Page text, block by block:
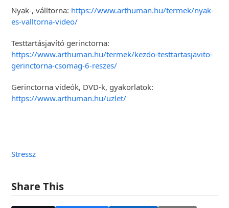
Nyak-, válltorna: https://www.arthuman.hu/termek/nyak-
es-valltorna-video/
Testtartásjavító gerinctorna:
https://www.arthuman.hu/termek/kezdo-testtartasjavito-
gerinctorna-csomag-6-reszes/
Gerinctorna videók, DVD-k, gyakorlatok:
https://www.arthuman.hu/uzlet/
Stressz
Share This